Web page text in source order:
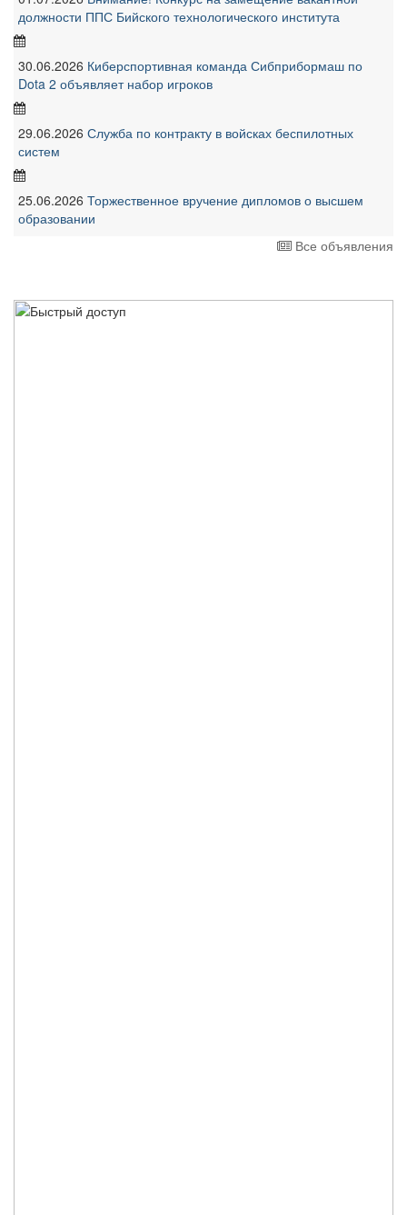
должности ППС Бийского технологического института
30.06.2026 Киберспортивная команда Сибприбормаш по
Dota 2 объявляет набор игроков
29.06.2026 Служба по контракту в войсках беспилотных
систем
25.06.2026 Торжественное вручение дипломов о высшем
образовании
Все объявления